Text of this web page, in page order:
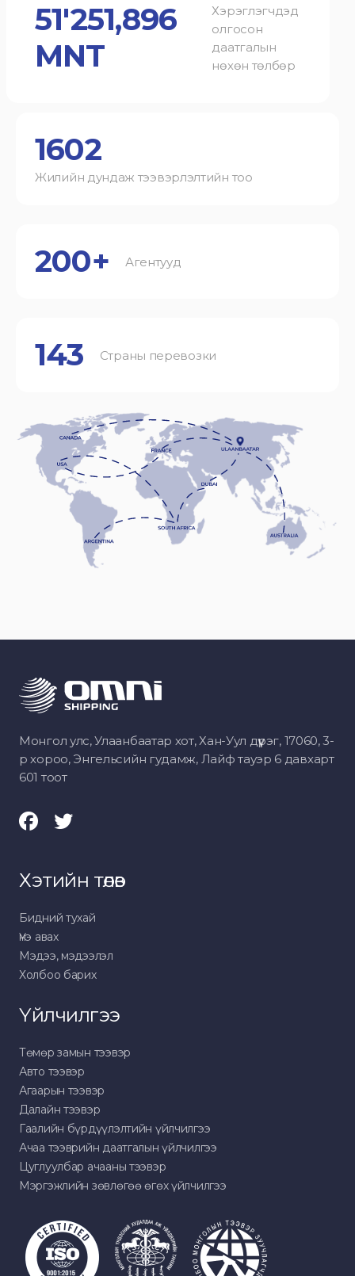
51'251,896
MNT
Хэрэглэгчдэд
олгосон
даатгалын
нөхөн төлбөр
1602
Жилийн дундаж тээвэрлэлтийн тоо
200+ Агентууд
143 Страны перевозки
Монгол улс, Улаанбаатар хот, Хан-Уул дүүрэг, 17060, 3-
р хороо, Энгельсийн гудамж, Лайф тауэр 6 давхарт
601 тоот
Хэтийн төлөв
Бидний тухай
Үнэ авах
Мэдээ, мэдээлэл
Холбоо барих
Үйлчилгээ
Төмөр замын тээвэр
Авто тээвэр
Агаарын тээвэр
Далайн тээвэр
Гаалийн бүрдүүлэлтийн үйлчилгээ
Ачаа тээврийн даатгалын үйлчилгээ
Цуглуулбар ачааны тээвэр
Мэргэжлийн зөвлөгөө өгөх үйлчилгээ